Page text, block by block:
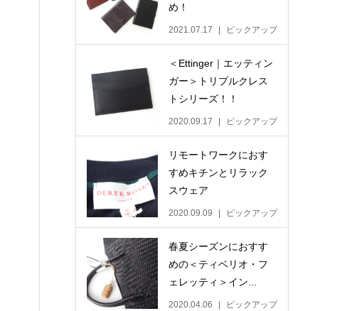
め！
2021.07.17 ピックアップ
＜Ettinger｜エッティン
ガー＞トリプルクレス
トシリーズ！！
2020.09.17 ピックアップ
リモートワークにおす
すめキチンとリラック
スウェア
2020.09.09 ピックアップ
春夏シーズンにおすす
めの＜ティベリオ・フ
ェレッティ＞イン...
2020.04.06 ピックアップ